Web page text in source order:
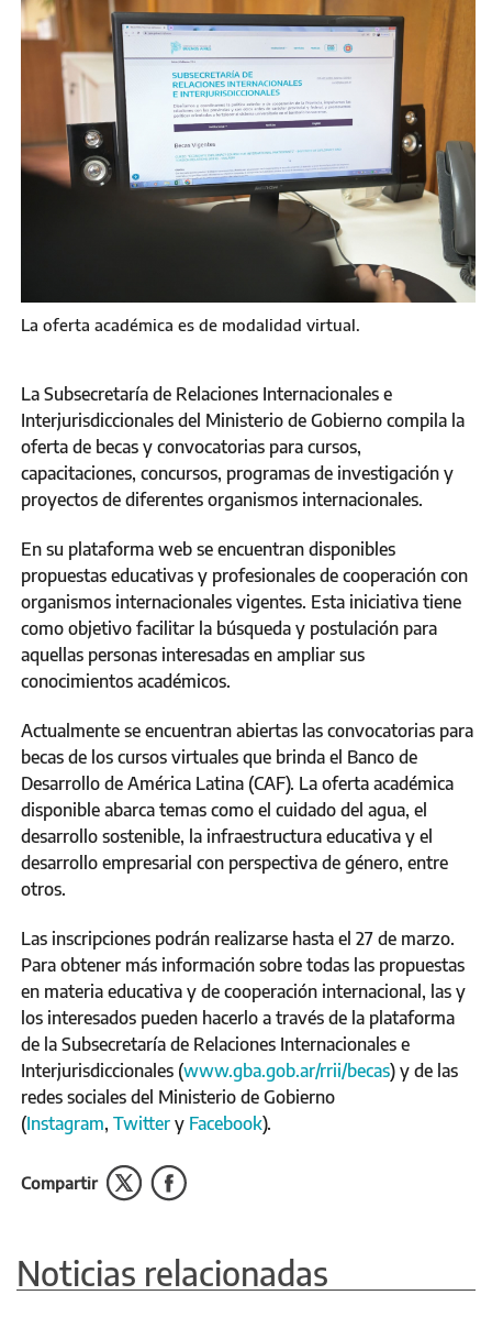
La oferta académica es de modalidad virtual.
La Subsecretaría de Relaciones Internacionales e
Interjurisdiccionales del Ministerio de Gobierno compila la
oferta de becas y convocatorias para cursos,
capacitaciones, concursos, programas de investigación y
proyectos de diferentes organismos internacionales.
En su plataforma web se encuentran disponibles
propuestas educativas y profesionales de cooperación con
organismos internacionales vigentes. Esta iniciativa tiene
como objetivo facilitar la búsqueda y postulación para
aquellas personas interesadas en ampliar sus
conocimientos académicos.
Actualmente se encuentran abiertas las convocatorias para
becas de los cursos virtuales que brinda el Banco de
Desarrollo de América Latina (CAF). La oferta académica
disponible abarca temas como el cuidado del agua, el
desarrollo sostenible, la infraestructura educativa y el
desarrollo empresarial con perspectiva de género, entre
otros.
Las inscripciones podrán realizarse hasta el 27 de marzo.
Para obtener más información sobre todas las propuestas
en materia educativa y de cooperación internacional, las y
los interesados pueden hacerlo a través de la plataforma
de la Subsecretaría de Relaciones Internacionales e
Interjurisdiccionales (www.gba.gob.ar/rrii/becas) y de las
redes sociales del Ministerio de Gobierno
(Instagram, Twitter y Facebook).
Compartir
Noticias relacionadas